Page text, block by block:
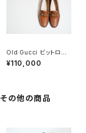
Old Gucci ビットロー
ファー 41 E Brown De
adstock
¥110,000
その他の商品